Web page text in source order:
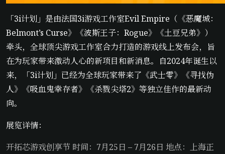
「3i计划」是由法国3i游戏工作室Evil Empire（《恶魔城：
Belmont’s Curse》《波斯王子：Rogue》《土豆兄弟》）
牵头，全球顶尖游戏工作室合力打造的游戏线上发布会，旨
在为玩家带来激动人心的新项目和新消息。自2024年诞生以
来，「3i计划」已经为全球玩家带来了《武士零》《寻找伪
人》《吸血鬼幸存者》《杀戮尖塔2》等独立佳作的最新动
向。
展览详情：
开拓芯游戏创享节 时间：7月25日 – 7月26日 地点：上海正